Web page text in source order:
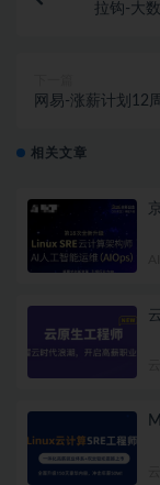
拉钩-大
网易-涨薪计划12
相关文章